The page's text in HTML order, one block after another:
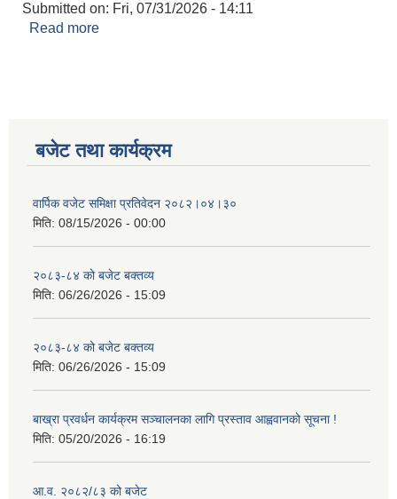
Submitted on: Fri, 07/31/2026 - 14:11
Read more
बजेट तथा कार्यक्रम
वार्पिक वजेट समिक्षा प्रतिवेदन २०८२।०४।३०
मिति: 08/15/2026 - 00:00
२०८३-८४ को बजेट बक्तव्य
मिति: 06/26/2026 - 15:09
२०८३-८४ को बजेट बक्तव्य
मिति: 06/26/2026 - 15:09
बाख्रा प्रवर्धन कार्यक्रम सञ्चालनका लागि प्रस्ताव आह्ववानको सूचना !
मिति: 05/20/2026 - 16:19
आ.व. २०८२/८३ को बजेट